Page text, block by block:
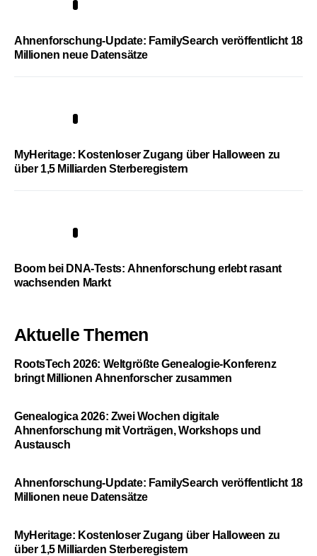
Ahnenforschung-Update: FamilySearch veröffentlicht 18
Millionen neue Datensätze
MyHeritage: Kostenloser Zugang über Halloween zu
über 1,5 Milliarden Sterberegistern
Boom bei DNA-Tests: Ahnenforschung erlebt rasant
wachsenden Markt
Aktuelle Themen
RootsTech 2026: Weltgrößte Genealogie-Konferenz
bringt Millionen Ahnenforscher zusammen
Genealogica 2026: Zwei Wochen digitale
Ahnenforschung mit Vorträgen, Workshops und
Austausch
Ahnenforschung-Update: FamilySearch veröffentlicht 18
Millionen neue Datensätze
MyHeritage: Kostenloser Zugang über Halloween zu
über 1,5 Milliarden Sterberegistern